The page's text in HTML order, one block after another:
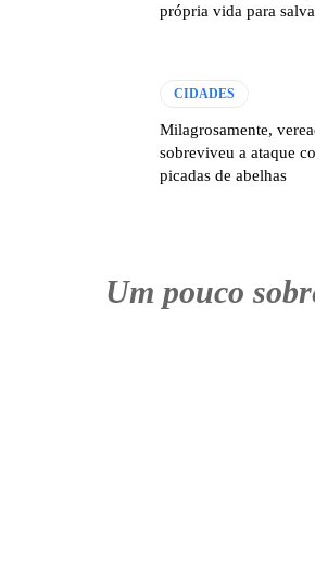
própria vida para
CIDADES
Milagrosamente,
sobreviveu a ataque
picadas de abelhas
Um pouco